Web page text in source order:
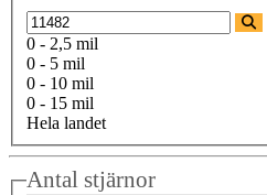
0 - 2,5 mil
0 - 5 mil
0 - 10 mil
0 - 15 mil
Hela landet
Antal stjärnor